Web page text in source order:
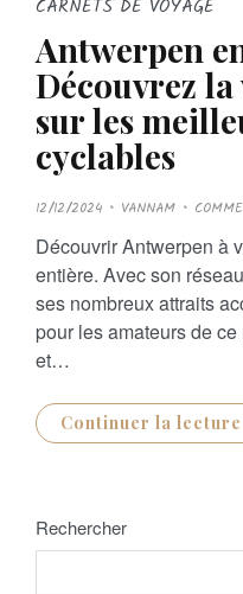
CARNETS DE VOYAGE
Antwerpen
Découvrez
sur les
cyclables
P
O
T
E
D
O
N
12/12/2024 VANNAM
Découvrir Antwerpen à
entière. Avec son
ses nombreux attraits
pour les amateurs de
et…
Continuer la lecture
Rechercher